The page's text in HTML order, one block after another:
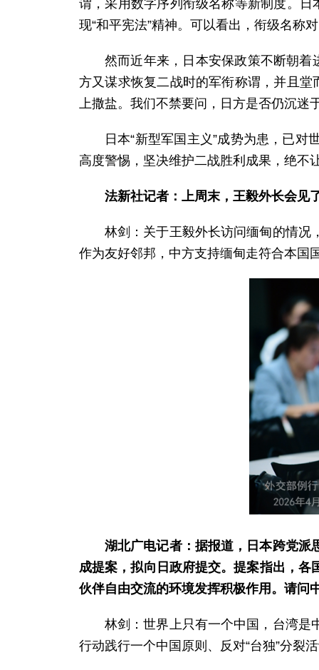
谓，采用数字序列衔级名称等新制度。日
现“和平宪法”精神。可以看出，衔级名称
然而近年来，日本安保政策不断朝着
方又谋求恢复二战时的军衔称谓，并且堂
上撒盐。我们不禁要问，日方是否仍沉迷
日本“新型军国主义”成势为患，已
高度警惕，坚决维护二战胜利成果，绝不
法新社记者：上周末，王毅外长会见
林剑：关于王毅外长访问缅甸的情况
作为友好邻邦，中方支持缅甸走符合本国
湖北广电记者：据报道，日本跨党派
成提案，拟向日政府提交。提案指出，
伙伴自由交流的环境发挥积极作用。请问
林剑：世界上只有一个中国，台湾是
行动践行一个中国原则、反对“台独”分裂